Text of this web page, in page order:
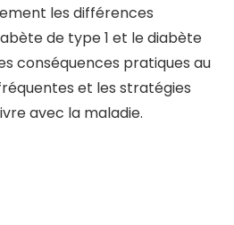
les différences
de type 1 et le diabète
conséquences pratiques au
et les stratégies
avec la maladie.